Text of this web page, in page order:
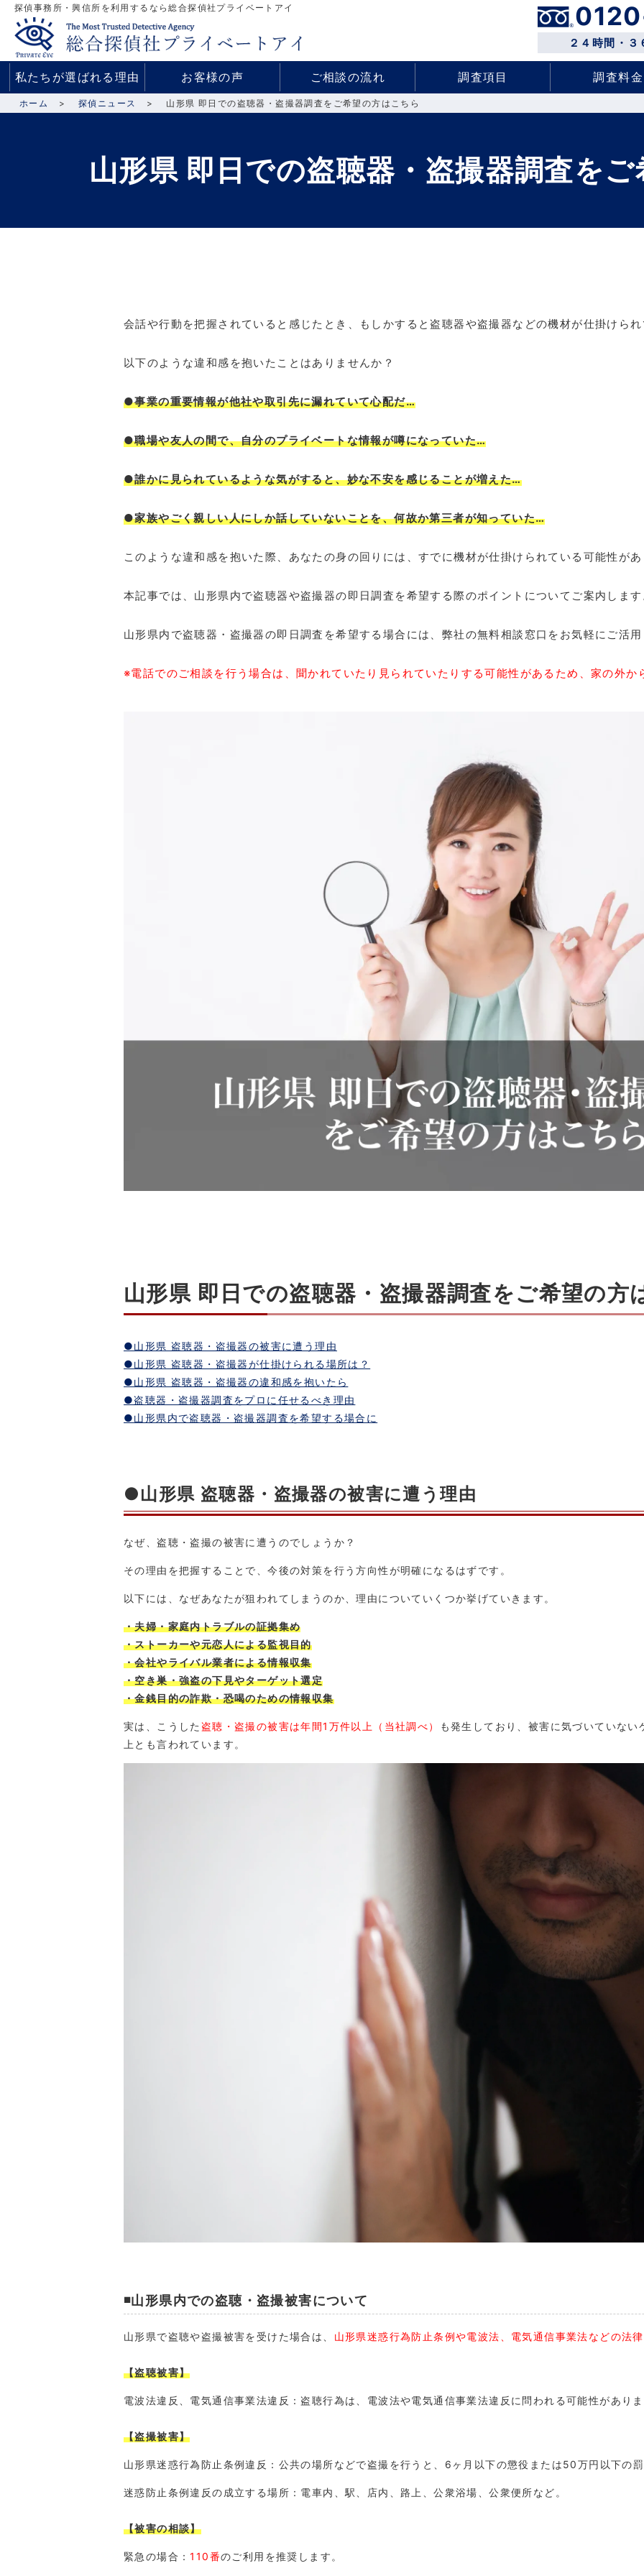
探偵事務所・興信所を利用するなら総合探偵社プライベートアイ
私たちが選ばれる理由 お客様の声 ご相談の流れ 調査項目 調査料金
２４時間・
ホーム 探偵ニュース 山形県 即日での盗聴器・盗撮器調査をご希望の方はこちら
山形県 即日での盗聴器・盗撮器調査を
会話や行動を把握されていると感じたとき、もしかすると盗聴器や盗撮器などの機材が仕掛けられ
以下のような違和感を抱いたことはありませんか？
●事業の重要情報が他社や取引先に漏れていて心配だ…
●職場や友人の間で、自分のプライベートな情報が噂になっていた…
●誰かに見られているような気がすると、妙な不安を感じることが増えた…
●家族やごく親しい人にしか話していないことを、何故か第三者が知っていた…
このような違和感を抱いた際、あなたの身の回りには、すでに機材が仕掛けられている可能性があ
本記事では、山形県内で盗聴器や盗撮器の即日調査を希望する際のポイントについてご案内します
山形県内で盗聴器・盗撮器の即日調査を希望する場合には、弊社の無料相談窓口をお気軽にご活用
※電話でのご相談を行う場合は、聞かれていたり見られていたりする可能性があるため、家の外か
山形県 即日での盗聴器・盗撮器調査をご希望の方
●山形県 盗聴器・盗撮器の被害に遭う理由
●山形県 盗聴器・盗撮器が仕掛けられる場所は？
●山形県 盗聴器・盗撮器の違和感を抱いたら
●盗聴器・盗撮器調査をプロに任せるべき理由
●山形県内で盗聴器・盗撮器調査を希望する場合に
●山形県 盗聴器・盗撮器の被害に遭う理由
なぜ、盗聴・盗撮の被害に遭うのでしょうか？
その理由を把握することで、今後の対策を行う方向性が明確になるはずです。
以下には、なぜあなたが狙われてしまうのか、理由についていくつか挙げていきます。
・夫婦・家庭内トラブルの証拠集め
・ストーカーや元恋人による監視目的
・会社やライバル業者による情報収集
・空き巣・強盗の下見やターゲット選定
・金銭目的の詐欺・恐喝のための情報収集
実は、こうした 盗聴・盗撮の被害は年間1万件以上（当社調べ）
も発生しており、被害に気づいていな
上とも言われています。
◾️山形県内での盗聴・盗撮被害について
山形県で盗聴や盗撮被害を受けた場合は、 山形県迷惑行為防止条例や電波法、電気通信事業法などの法
【盗聴被害】
電波法違反、電気通信事業法違反：盗聴行為は、電波法や電気通信事業法違反に問われる可能性がありま
【盗撮被害】
山形県迷惑行為防止条例違反：公共の場所などで盗撮を行うと、6ヶ月以下の懲役または50万円以下の
迷惑防止条例違反の成立する場所：電車内、駅、店内、路上、公衆浴場、公衆便所など。
【被害の相談】
緊急の場合：110番のご利用を推奨します。